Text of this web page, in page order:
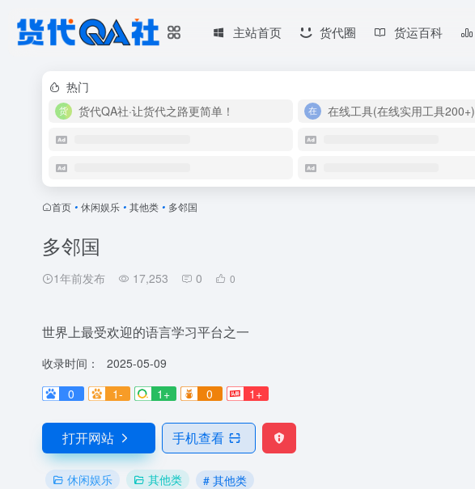
主站首页 货代圈 货运百科
热门
货代QA社·让货代之路更简单！
在线工具(在线实用工具200+)
首页 • 休闲娱乐 • 其他类 • 多邻国
多邻国
1年前发布 17,253 0 0
世界上最受欢迎的语言学习平台之一
收录时间：
2025-05-09
0
1- 1+ 0 1+
打开网站 手机查看
休闲娱乐 其他类 # 其他类